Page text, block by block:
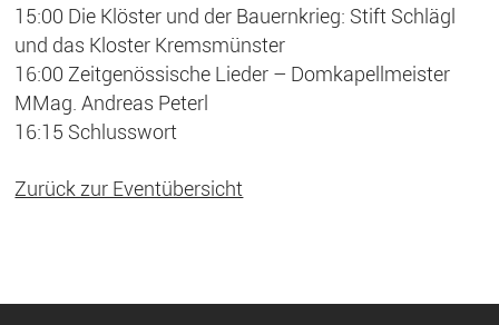
15:00 Die Klöster und der Bauernkrieg: Stift Schlägl
und das Kloster Kremsmünster
16:00 Zeitgenössische Lieder – Domkapellmeister
MMag. Andreas Peterl
16:15 Schlusswort
Zurück zur Eventübersicht